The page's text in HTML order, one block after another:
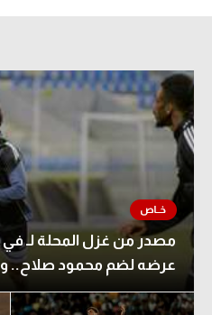
مصدر من غزل المحلة لـ في
عرضه لضم محمود صلاح..